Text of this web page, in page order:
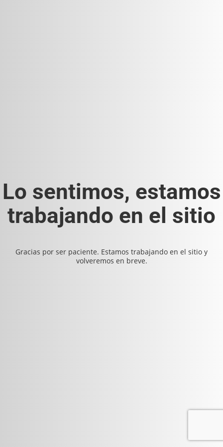
Lo sentimos, estamos
trabajando en el sitio
Gracias por ser paciente. Estamos trabajando en el sitio y
volveremos en breve.